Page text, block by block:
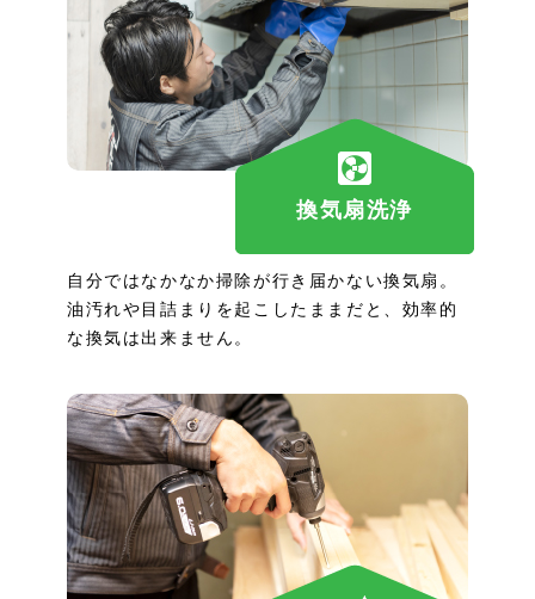
換気扇洗浄
自分ではなかなか掃除が行き届かない換気扇。
油汚れや目詰まりを起こしたままだと、効率的
な換気は出来ません。